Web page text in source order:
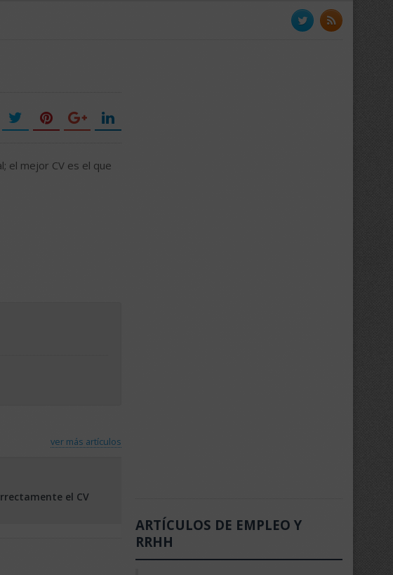
el mejor CV es el que
ver más artículos
el CV
ARTÍCULOS DE EMPLEO Y
RRHH